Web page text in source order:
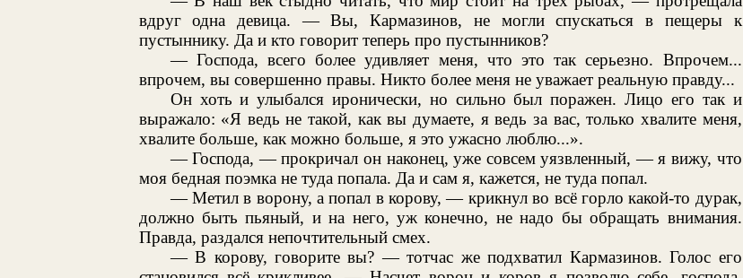
вдруг одна девица. — Вы, Кармазинов, не могли спускаться в пещеры к
пустыннику. Да и кто говорит теперь про пустынников?
— Господа, всего более удивляет меня, что это так серьезно. Впрочем...
впрочем, вы совершенно правы. Никто более меня не уважает реальную правду...
Он хоть и улыбался иронически, но сильно был поражен. Лицо его так и
выражало: «Я ведь не такой, как вы думаете, я ведь за вас, только хвалите меня,
хвалите больше, как можно больше, я это ужасно люблю...».
— Господа, — прокричал он наконец, уже совсем уязвленный, — я вижу, что
моя бедная поэмка не туда попала. Да и сам я, кажется, не туда попал.
— Метил в ворону, а попал в корову, — крикнул во всё горло какой-то дурак,
должно быть пьяный, и на него, уж конечно, не надо бы обращать внимания.
Правда, раздался непочтительный смех.
— В корову, говорите вы? — тотчас же подхватил Кармазинов. Голос его